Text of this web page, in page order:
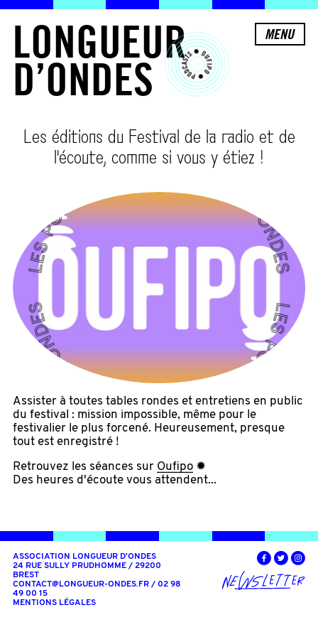
LONGUEUR
D’ONDES
MENU
Les éditions du Festival de la radio et de
l'écoute, comme si vous y étiez !
Assister à toutes tables rondes et entretiens en public
du festival : mission impossible, même pour le
festivalier le plus forcené. Heureusement, presque
tout est enregistré !
Retrouvez les séances sur Oufipo ✹
Des heures d'écoute vous attendent...
ASSOCIATION LONGUEUR D'ONDES
24 RUE SULLY PRUDHOMME / 29200
BREST
CONTACT@LONGUEUR-ONDES.FR / 02 98
49 00 15
MENTIONS LÉGALES